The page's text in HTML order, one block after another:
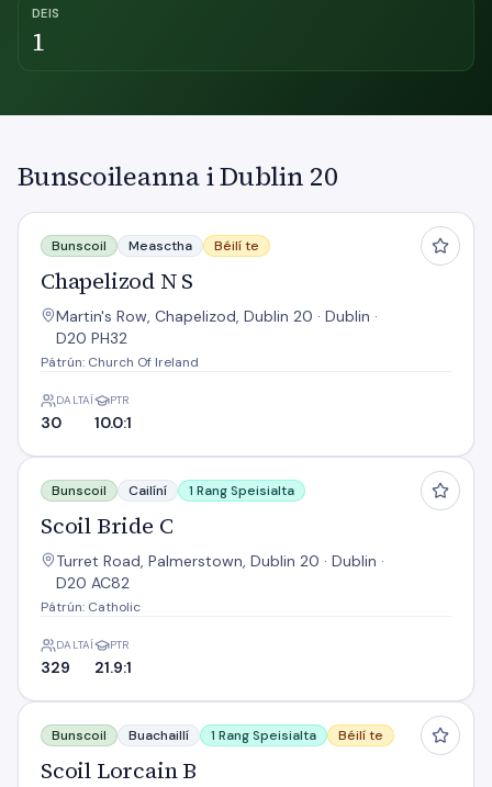
DEIS
1
Bunscoileanna i Dublin 20
Chapelizod N S
Bunscoil Measctha Béilí te
Chapelizod N S
Martin's Row, Chapelizod, Dublin 20 · Dublin ·
D20 PH32
Pátrún: Church Of Ireland
DALTAÍ
30
PTR
10.0:1
Scoil Bride C
Bunscoil Cailíní 1 Rang Speisialta
Scoil Bride C
Turret Road, Palmerstown, Dublin 20 · Dublin ·
D20 AC82
Pátrún: Catholic
DALTAÍ
329
PTR
21.9:1
Scoil Lorcain B
Bunscoil Buachaillí 1 Rang Speisialta Béilí te
Scoil Lorcain B